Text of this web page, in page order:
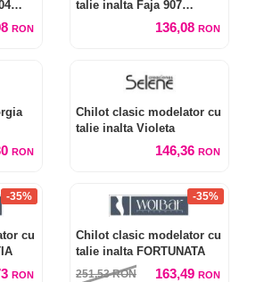
RON
talie inalta Faja 907
136,08 RON
RON
Chilot clasic modelator cu
talie inalta Violeta
146,36 RON
-35%
cu
RON
-35%
Chilot clasic modelator cu
talie inalta FORTUNATA
251,53RON 163,49 RON